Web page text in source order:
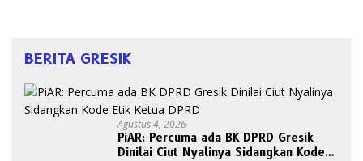
BERITA GRESIK
Agustus 4, 2026
PiAR: Percuma ada BK DPRD Gresik
Dinilai Ciut Nyalinya Sidangkan Kode